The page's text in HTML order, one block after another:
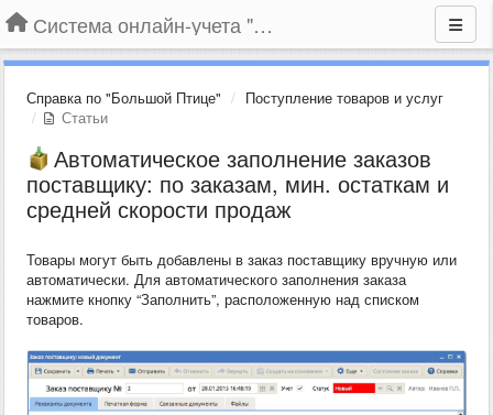
Система онлайн-учета "Большая Птица"
Справка по "Большой Птице"
Поступление товаров и услуг
Статьи
Автоматическое заполнение заказов
поставщику: по заказам, мин. остаткам и
средней скорости продаж
Товары могут быть добавлены в заказ поставщику вручную или
автоматически. Для автоматического заполнения заказа
нажмите кнопку “Заполнить”, расположенную над списком
товаров.